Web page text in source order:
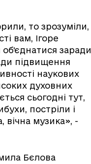
то зрозуміли,
вам, Ігоре
заради
підвищення
наукових
духовних
сьогодні тут,
постріли і
вічна музика», -
Бєлова